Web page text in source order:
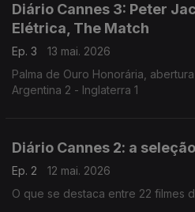
Diário Cannes 3: Peter
Elétrica, The Match
Ep. 3
13 mai. 2026
Palma de Ouro Honorária,
Argentina 2 - Inglaterra 1
Diário Cannes 2: a
Ep. 2
12 mai. 2026
O que se destaca entre 22 filmes